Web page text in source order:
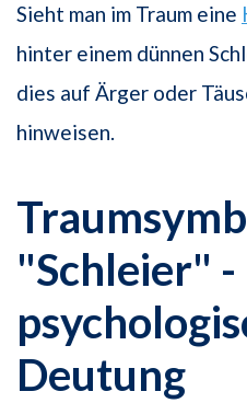
Sieht man im Traum eine
hinter einem dünnen
dies auf Ärger oder
hinweisen.
"Schleier" -
Deutung